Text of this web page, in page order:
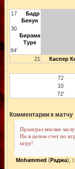
17
Бадр
Бенун
30
Бирама
Туре
84'
21
Каспер
72
10
72'
Комментарии к матчу
Проиграл вполне
Но в целом счет по
игру!
Mohammed (Раджа),